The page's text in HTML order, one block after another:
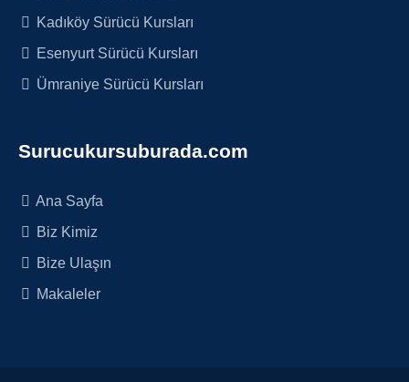
Kadıköy Sürücü Kursları
Esenyurt Sürücü Kursları
Ümraniye Sürücü Kursları
Surucukursuburada.com
Ana Sayfa
Biz Kimiz
Bize Ulaşın
Makaleler